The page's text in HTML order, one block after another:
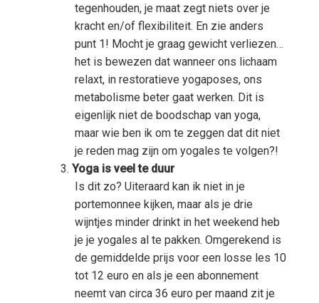
tegenhouden, je maat zegt niets over je
kracht en/of flexibiliteit. En zie anders
punt 1! Mocht je graag gewicht verliezen…
het is bewezen dat wanneer ons lichaam
relaxt, in restoratieve yogaposes, ons
metabolisme beter gaat werken. Dit is
eigenlijk niet de boodschap van yoga,
maar wie ben ik om te zeggen dat dit niet
je reden mag zijn om yogales te volgen?!
Yoga is veel te duur
Is dit zo? Uiteraard kan ik niet in je
portemonnee kijken, maar als je drie
wijntjes minder drinkt in het weekend heb
je je yogales al te pakken. Omgerekend is
de gemiddelde prijs voor een losse les 10
tot 12 euro en als je een abonnement
neemt van circa 36 euro per maand zit je